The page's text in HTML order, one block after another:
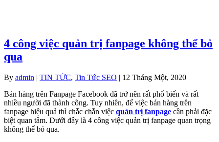
4 công việc quản trị fanpage không thể bỏ
qua
By admin | TIN TỨC, Tin Tức SEO | 12 Tháng Một, 2020
Bán hàng trên Fanpage Facebook đã trở nên rất phổ biến và rất
nhiều người đã thành công. Tuy nhiên, để việc bán hàng trên
fanpage hiệu quả thì chắc chắn việc quản trị fanpage cần phải đặc
biệt quan tâm. Dưới đây là 4 công việc quản trị fanpage quan trọng
không thể bỏ qua.